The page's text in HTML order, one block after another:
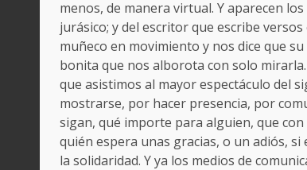
menos, de manera virtual. Y aparecen
jurásico; y del escritor que escribe
muñeco en movimiento y nos dice que
bonita que nos alborota con solo
que asistimos al mayor espectáculo del
mostrarse, por hacer presencia, por
sigan, qué importe para alguien, que
quién espera unas gracias, o un adiós,
la solidaridad. Y ya los medios de